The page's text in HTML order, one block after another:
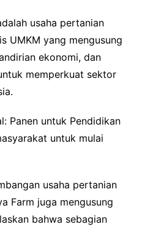
usaha pertanian
UMKM yang mengusung
ekonomi, dan
memperkuat sektor
Panen untuk Pendidikan
untuk mulai
usaha pertanian
Farm juga mengusung
bahwa sebagian